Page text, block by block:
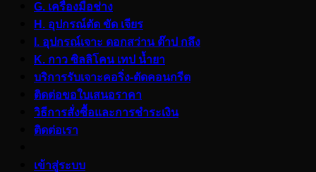
G. เครื่องมือช่าง
H. อุปกรณ์ตัด ขัด เจียร
I. อุปกรณ์เจาะ ดอกสว่าน ต๊าป กลึง
K. กาว ซิลลิโคน เทป น้ำยา
บริการรับเจาะคอริ่ง-ตัดคอนกรีต
ติดต่อขอใบเสนอราคา
วิธีการสั่งซื้อและการชำระเงิน
ติดต่อเรา
เข้าสู่ระบบ